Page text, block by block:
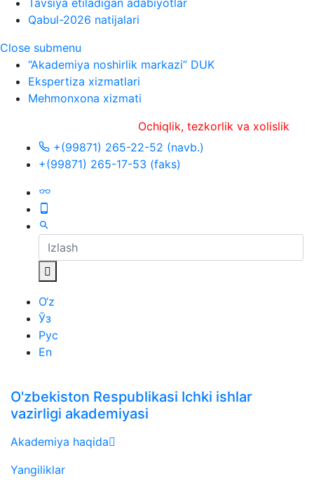
Tavsiya etiladigan adabiyotlar
Qabul-2026 natijalari
Close submenu
“Akademiya noshirlik markazi” DUK
Ekspertiza xizmatlari
Mehmonxona xizmati
Ochiqlik, tezkorlik va xolislik
+(99871) 265-22-52 (navb.)
+(99871) 265-17-53 (faks)
O‘z
Ўз
Рус
En
O'zbekiston Respublikasi Ichki ishlar
vazirligi akademiyasi
Akademiya haqida
Yangiliklar